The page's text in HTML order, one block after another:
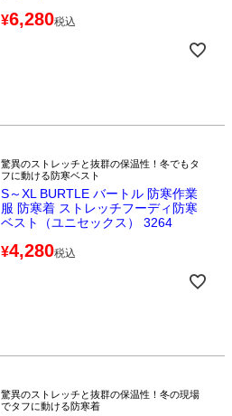
¥6,280税込
驚異のストレッチと抜群の保温性！冬でもタ
フに動ける防寒ベスト
S～XL BURTLE バートル 防寒作業
服 防寒着 ストレッチフーディ防寒
ベスト（ユニセックス） 3264
¥4,280税込
驚異のストレッチと抜群の保温性！冬の現場
でタフに動ける防寒着